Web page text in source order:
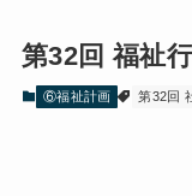
第32回 福祉
⑥福祉計画 第32回